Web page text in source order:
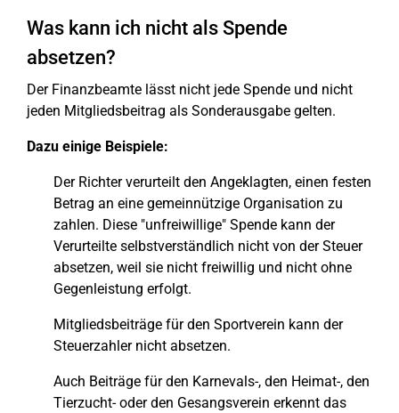
Was kann ich nicht als Spende
absetzen?
Der Finanzbeamte lässt nicht jede Spende und nicht
jeden Mitgliedsbeitrag als Sonderausgabe gelten.
Dazu einige Beispiele:
Der Richter verurteilt den Angeklagten, einen festen
Betrag an eine gemeinnützige Organisation zu
zahlen. Diese "unfreiwillige" Spende kann der
Verurteilte selbstverständlich nicht von der Steuer
absetzen, weil sie nicht freiwillig und nicht ohne
Gegenleistung erfolgt.
Mitgliedsbeiträge für den Sportverein kann der
Steuerzahler nicht absetzen.
Auch Beiträge für den Karnevals-, den Heimat-, den
Tierzucht- oder den Gesangsverein erkennt das